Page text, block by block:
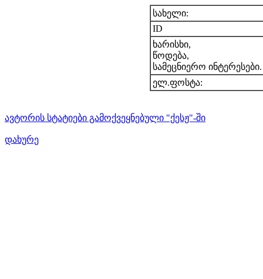
სახელი:
ID
ხარისხი,
წოდება,
სამეცნიერო ინტერესები.
ელ.ფოსტა:
ავტორის სტატიები გამოქვეყნებული "ქესჟ"-ში
დახურე